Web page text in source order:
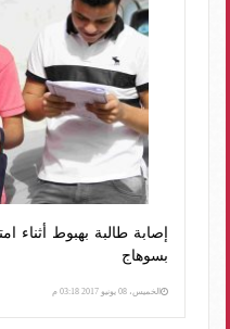
إصابة طالبة بهبوط أثناء
بسوهاج
الخميس، 08 يونيو 2017 03:18 م